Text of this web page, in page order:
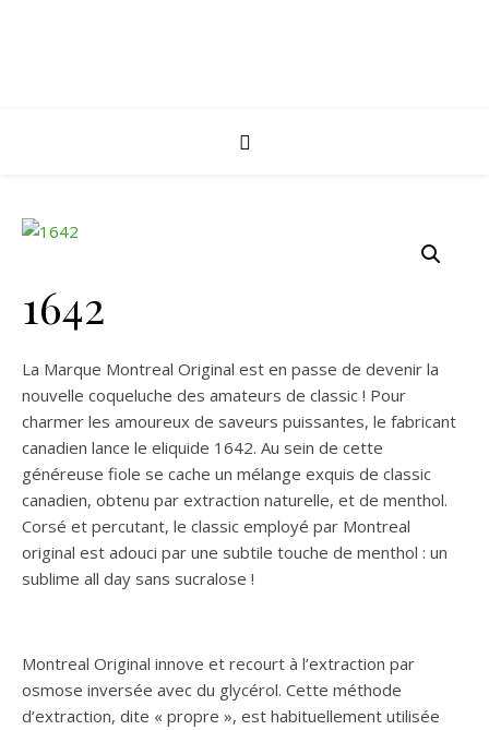
1642
La Marque Montreal Original est en passe de devenir la
nouvelle coqueluche des amateurs de classic ! Pour
charmer les amoureux de saveurs puissantes, le fabricant
canadien lance le eliquide 1642. Au sein de cette
généreuse fiole se cache un mélange exquis de classic
canadien, obtenu par extraction naturelle, et de menthol.
Corsé et percutant, le classic employé par Montreal
original est adouci par une subtile touche de menthol : un
sublime all day sans sucralose !
Montreal Original innove et recourt à l’extraction par
osmose inversée avec du glycérol. Cette méthode
d’extraction, dite « propre », est habituellement utilisée